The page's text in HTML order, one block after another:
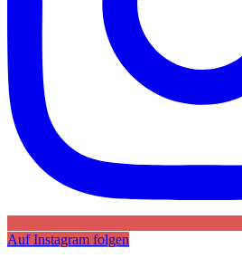
Auf Instagram folgen